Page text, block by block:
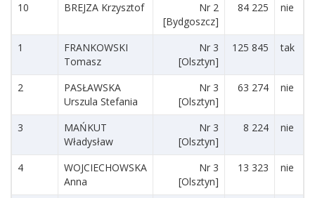
10 BREJZA Krzysztof
Nr 2
[Bydgoszcz]
84 225 nie
1
FRANKOWSKI
Tomasz
Nr 3
[Olsztyn]
125 845 tak
2
PASŁAWSKA
Urszula Stefania
Nr 3
[Olsztyn]
63 274 nie
3
MAŃKUT
Władysław
Nr 3
[Olsztyn]
8 224 nie
4
WOJCIECHOWSKA
Anna
Nr 3
[Olsztyn]
13 323 nie